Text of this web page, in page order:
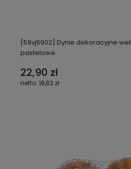
[59vj5902] Dynie dekoracyjne
pastelowe
22,90 zł
18,62 zł